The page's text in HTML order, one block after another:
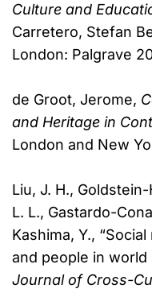
Culture and
Carretero, Stefan
London: Palgrave
de Groot, Jerome,
and Heritage in
London and New
Liu, J. H.,
L. L., Gastardo-
Kashima, Y.,
and people in world
Journal of Cross-